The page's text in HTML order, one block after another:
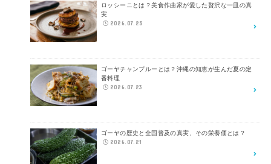
ロッシーニとは？美食作曲家が愛した贅沢な一皿の真
実
2026.07.25
ゴーヤチャンプルーとは？沖縄の知恵が生んだ夏の定
番料理
2026.07.23
ゴーヤの歴史と全国普及の真実、その栄養価とは？
2026.07.21